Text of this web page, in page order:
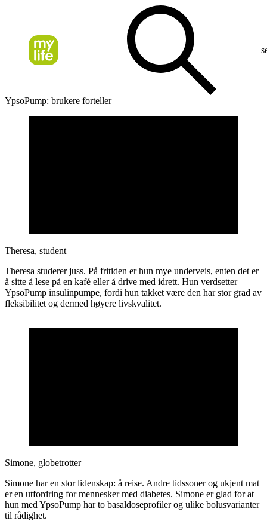
YpsoPump: brukere forteller
Theresa, student
Theresa studerer juss. På fritiden er hun mye underveis, enten det er
å sitte å lese på en kafé eller å drive med idrett. Hun verdsetter
YpsoPump insulinpumpe, fordi hun takket være den har stor grad av
fleksibilitet og dermed høyere livskvalitet.
Simone, globetrotter
Simone har en stor lidenskap: å reise. Andre tidssoner og ukjent mat
er en utfordring for mennesker med diabetes. Simone er glad for at
hun med YpsoPump har to basaldoseprofiler og ulike bolusvarianter
til rådighet.